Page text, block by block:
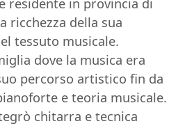
residente in provincia di
ricchezza della sua
tessuto musicale.
dove la musica era
percorso artistico fin da
e teoria musicale.
chitarra e tecnica